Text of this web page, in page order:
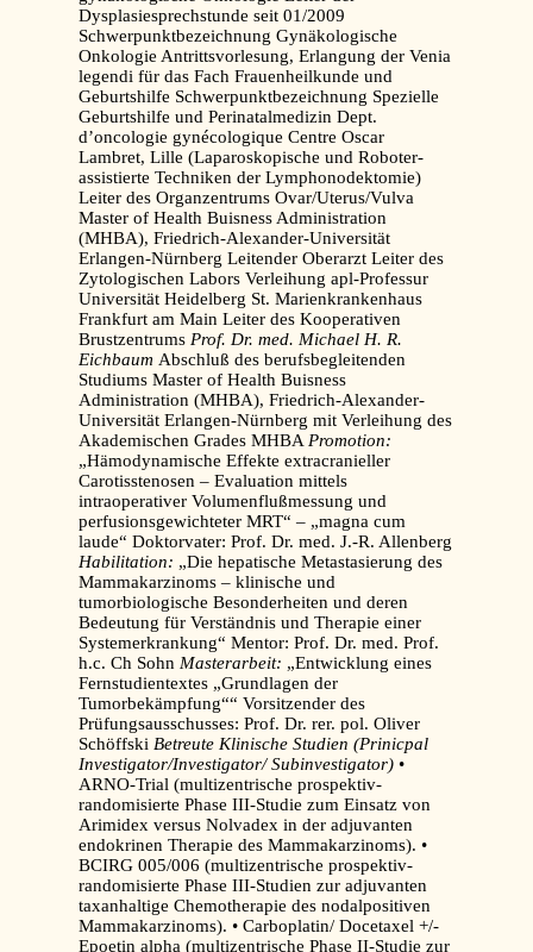
Dysplasiesprechstunde seit 01/2009
Schwerpunktbezeichnung Gynäkologische
Onkologie Antrittsvorlesung, Erlangung der Venia
legendi für das Fach Frauenheilkunde und
Geburtshilfe Schwerpunktbezeichnung Spezielle
Geburtshilfe und Perinatalmedizin Dept.
d’oncologie gynécologique Centre Oscar
Lambret, Lille (Laparoskopische und Roboter-
assistierte Techniken der Lymphonodektomie)
Leiter des Organzentrums Ovar/Uterus/Vulva
Master of Health Buisness Administration
(MHBA), Friedrich-Alexander-Universität
Erlangen-Nürnberg Leitender Oberarzt Leiter des
Zytologischen Labors Verleihung apl-Professur
Universität Heidelberg St. Marienkrankenhaus
Frankfurt am Main Leiter des Kooperativen
Brustzentrums Prof. Dr. med. Michael H. R.
Eichbaum Abschluß des berufsbegleitenden
Studiums Master of Health Buisness
Administration (MHBA), Friedrich-Alexander-
Universität Erlangen-Nürnberg mit Verleihung des
Akademischen Grades MHBAPromotion:
„Hämodynamische Effekte extracranieller
Carotisstenosen – Evaluation mittels
intraoperativer Volumenflußmessung und
perfusionsgewichteter MRT“ – „magna cum
laude“ Doktorvater: Prof. Dr. med. J.-R. Allenberg
Habilitation: „Die hepatische Metastasierung des
Mammakarzinoms – klinische und
tumorbiologische Besonderheiten und deren
Bedeutung für Verständnis und Therapie einer
Systemerkrankung“ Mentor: Prof. Dr. med. Prof.
h.c. Ch Sohn Masterarbeit: „Entwicklung eines
Fernstudientextes „Grundlagen der
Tumorbekämpfung““ Vorsitzender des
Prüfungsausschusses: Prof. Dr. rer. pol. Oliver
Schöffski Betreute Klinische Studien (Prinicpal
Investigator/Investigator/ Subinvestigator) •
ARNO-Trial (multizentrische prospektiv-
randomisierte Phase III-Studie zum Einsatz von
Arimidex versus Nolvadex in der adjuvanten
endokrinen Therapie des Mammakarzinoms). •
BCIRG 005/006 (multizentrische prospektiv-
randomisierte Phase III-Studien zur adjuvanten
taxanhaltige Chemotherapie des nodalpositiven
Mammakarzinoms). • Carboplatin/ Docetaxel +/-
Epoetin alpha (multizentrische Phase II-Studie zur